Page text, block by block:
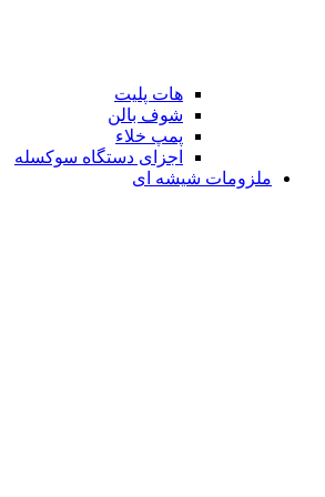
هات پلیت
شوف بالن
پمپ خلاء
اجزای دستگاه سوکسله
ملزومات شیشه ای